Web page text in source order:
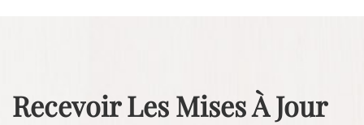
Recevoir Les Mises À Jour